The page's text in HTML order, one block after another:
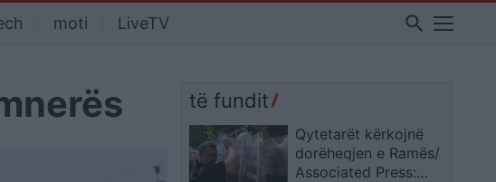
moti LiveTV search
të fundit
Qytetarët kërkojnë
dorëheqjen e Ramës/
Associated Press: